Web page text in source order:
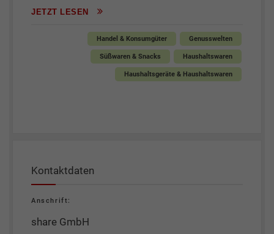
JETZT LESEN
Handel & Konsumgüter Genusswelten
Süßwaren & Snacks Haushaltswaren
Haushaltsgeräte & Haushaltswaren
Kontaktdaten
Anschrift:
share GmbH